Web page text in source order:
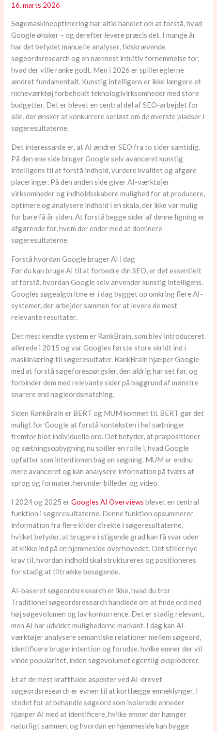
16. marts 2026
Søgemaskineoptimering har altid handlet om at forstå, hvad
Google ønsker – og derefter levere præcis det. I mange år
har det betydet manuelle analyser, tidskrævende
søgeordsresearch og en nærmest intuitiv fornemmelse for,
hvad der ville ranke godt. Men i 2026 er spillereglerne
ændret fundamentalt. Kunstig intelligens er ikke længere et
nicheværktøj forbeholdt teknologivirksomheder med store
budgetter. Det er blevet en central del af SEO-arbejdet for
alle, der ønsker at konkurrere seriøst om de øverste pladser i
søgeresultaterne.
Det interessante er, at AI ændrer SEO fra to sider samtidig.
På den ene side bruger Google selv avanceret kunstig
intelligens til at forstå indhold, vurdere kvalitet og afgøre
placeringer. På den anden side giver AI-værktøjer
virksomheder og indholdsskabere mulighed for at producere,
optimere og analysere indhold i en skala, der ikke var mulig
for bare få år siden. At forstå begge sider af denne ligning er
afgørende for, hvem der ender med at dominere
søgeresultaterne.
Forstå hvordan Google bruger AI i dag
Før du kan bruge AI til at forbedre din SEO, er det essentielt
at forstå, hvordan Google selv anvender kunstig intelligens.
Googles søgealgoritme er i dag bygget op omkring flere AI-
systemer, der arbejder sammen for at levere de mest
relevante resultater.
Det mest kendte system er RankBrain, som blev introduceret
allerede i 2015 og var Googles første store skridt ind i
maskinlæring til søgeresultater. RankBrain hjælper Google
med at forstå søgeforespørgsler, den aldrig har set før, og
forbinder dem med relevante sider på baggrund af mønstre
snarere end nøgleordsmatching.
Siden RankBrain er BERT og MUM kommet til. BERT gør det
muligt for Google at forstå konteksten i hel sætninger
fremfor blot individuelle ord. Det betyder, at præpositioner
og sætningsopbygning nu spiller en rolle i, hvad Google
opfatter som intentionen bag en søgning. MUM er endnu
mere avanceret og kan analysere information på tværs af
sprog og formater, herunder billeder og video.
I 2024 og 2025 erGoogles AI Overviews blevet en central
funktion i søgeresultaterne. Denne funktion opsummerer
information fra flere kilder direkte i søgeresultaterne,
hvilket betyder, at brugere i stigende grad kan få svar uden
at klikke ind på en hjemmeside overhovedet. Det stiller nye
krav til, hvordan indhold skal struktureres og positioneres
for stadig at tiltrække besøgende.
AI-baseret søgeordsresearch er ikke, hvad du tror
Traditionel søgeordsresearch handlede om at finde ord med
høj søgevolumen og lav konkurrence. Det er stadig relevant,
men AI har udvidet mulighederne markant. I dag kan AI-
værktøjer analysere semantiske relationer mellem søgeord,
identificere brugerintention og forudse, hvilke emner der vil
vinde popularitet, inden søgevolumet egentlig eksploderer.
Et af de mest kraftfulde aspekter ved AI-drevet
søgeordsresearch er evnen til at kortlægge emneklynger. I
stedet for at behandle søgeord som isolerede enheder
hjælper AI med at identificere, hvilke emner der hænger
naturligt sammen, og hvordan en hjemmeside kan bygge